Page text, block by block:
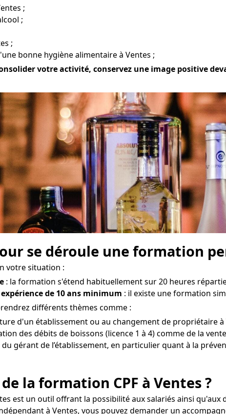
;
;
;
bonne hygiène alimentaire à Ventes ;
votre activité, conservez une image positive
se déroule une formation
votre situation :
: la formation s'étend habituellement sur 20 heures
de 10 ans minimum : il existe une formation
différents thèmes comme :
d'un établissement ou au changement de propriétaire à
des débits de boissons (licence 1 à 4) comme de la
gérant de l’établissement, en particulier quant à la
la formation CPF à Ventes ?
est un outil offrant la possibilité aux salariés ainsi
à Ventes, vous pouvez demander un